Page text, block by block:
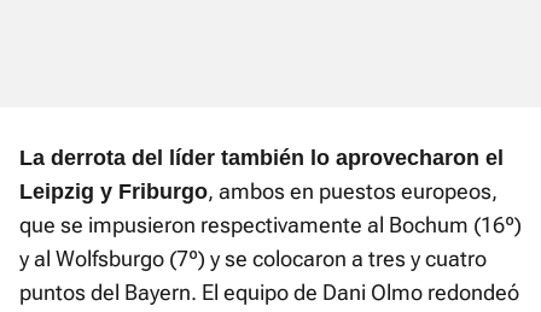
La derrota del líder también lo aprovecharon el
Leipzig y Friburgo, ambos en puestos europeos,
que se impusieron respectivamente al Bochum (16º)
y al Wolfsburgo (7º) y se colocaron a tres y cuatro
puntos del Bayern. El equipo de Dani Olmo redondeó